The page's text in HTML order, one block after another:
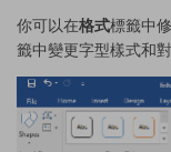
你可以在格式標籤中
籤中變更字型樣式和對